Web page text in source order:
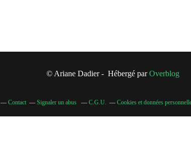
© Ariane Dadier - Hébergé parOverblog
Contact Signaler un abus C.G.U. Cookies et données